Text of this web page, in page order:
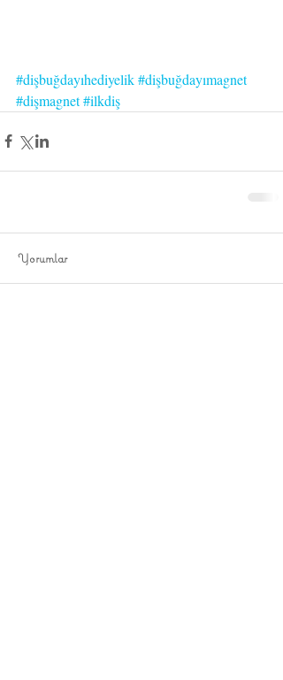
#dişbuğdayıhediyelik#dişbuğdayımagnet
#dişmagnet#ilkdiş
Yorumlar